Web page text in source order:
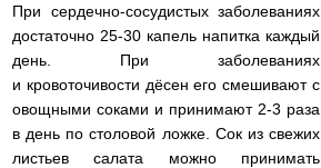
При сердечно-сосудистых заболеваниях
достаточно 25-30 капель напитка каждый
день. При заболеваниях
и кровоточивости дёсен его смешивают с
овощными соками и принимают 2-3 раза
в день по столовой ложке. Сок из свежих
листьев салата можно принимать